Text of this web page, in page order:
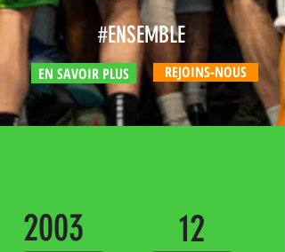
#ENSEMBLE
EN SAVOIR PLUS REJOINS-NOUS
2003 12